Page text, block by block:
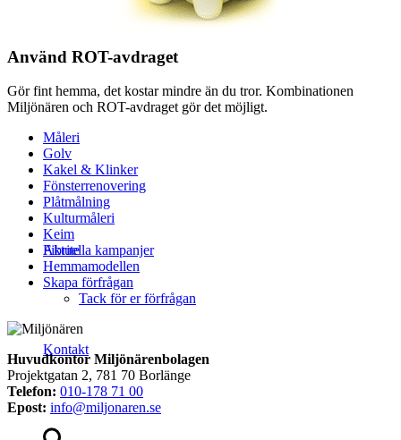
Aktuella kampanjer
Kontakt
Använd ROT-avdraget
Gör fint hemma, det kostar mindre än du tror. Kombinationen
Miljönären och ROT-avdraget gör det möjligt.
Måleri
Golv
Kakel & Klinker
Fönsterrenovering
Plåtmålning
Kulturmåleri
Keim
Fibrite
Hemmamodellen
Skapa förfrågan
Tack för er förfrågan
Huvudkontor Miljönärenbolagen
Projektgatan 2, 781 70 Borlänge
Telefon: 010-178 71 00
Epost: info@miljonaren.se